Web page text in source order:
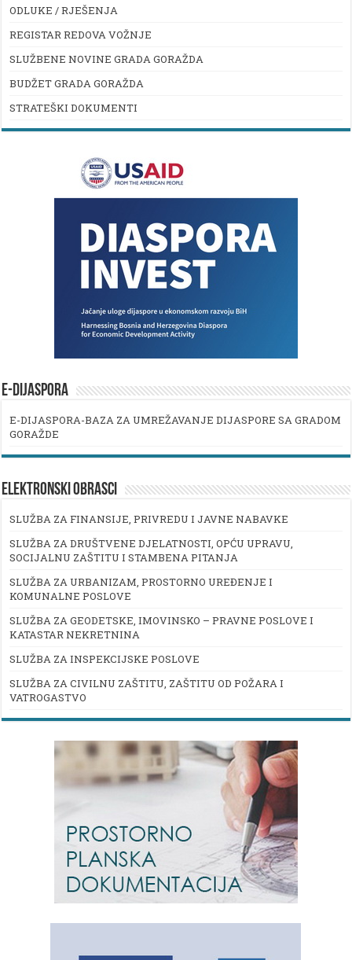
ODLUKE / RJEŠENJA
REGISTAR REDOVA VOŽNJE
SLUŽBENE NOVINE GRADA GORAŽDA
BUDŽET GRADA GORAŽDA
STRATEŠKI DOKUMENTI
E-DIJASPORA
E-DIJASPORA-BAZA ZA UMREŽAVANJE DIJASPORE SA GRADOM
GORAŽDE
ELEKTRONSKI OBRASCI
SLUŽBA ZA FINANSIJE, PRIVREDU I JAVNE NABAVKE
SLUŽBA ZA DRUŠTVENE DJELATNOSTI, OPĆU UPRAVU,
SOCIJALNU ZAŠTITU I STAMBENA PITANJA
SLUŽBA ZA URBANIZAM, PROSTORNO UREĐENJE I
KOMUNALNE POSLOVE
SLUŽBA ZA GEODETSKE, IMOVINSKO – PRAVNE POSLOVE I
KATASTAR NEKRETNINA
SLUŽBA ZA INSPEKCIJSKE POSLOVE
SLUŽBA ZA CIVILNU ZAŠTITU, ZAŠTITU OD POŽARA I
VATROGASTVO